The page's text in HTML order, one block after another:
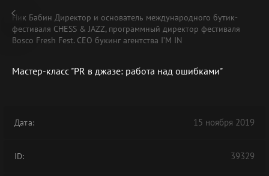
Ник Бабин Директор и основатель международного бутик-
фестиваля CHESS & JAZZ, программный директор фестиваля
Bosco Fresh Fest. CEO букинг агентства I’M IN
Мастер-класс "PR в джазе: работа над ошибками"
Дата: 15 ноября 2019
ID: 39329